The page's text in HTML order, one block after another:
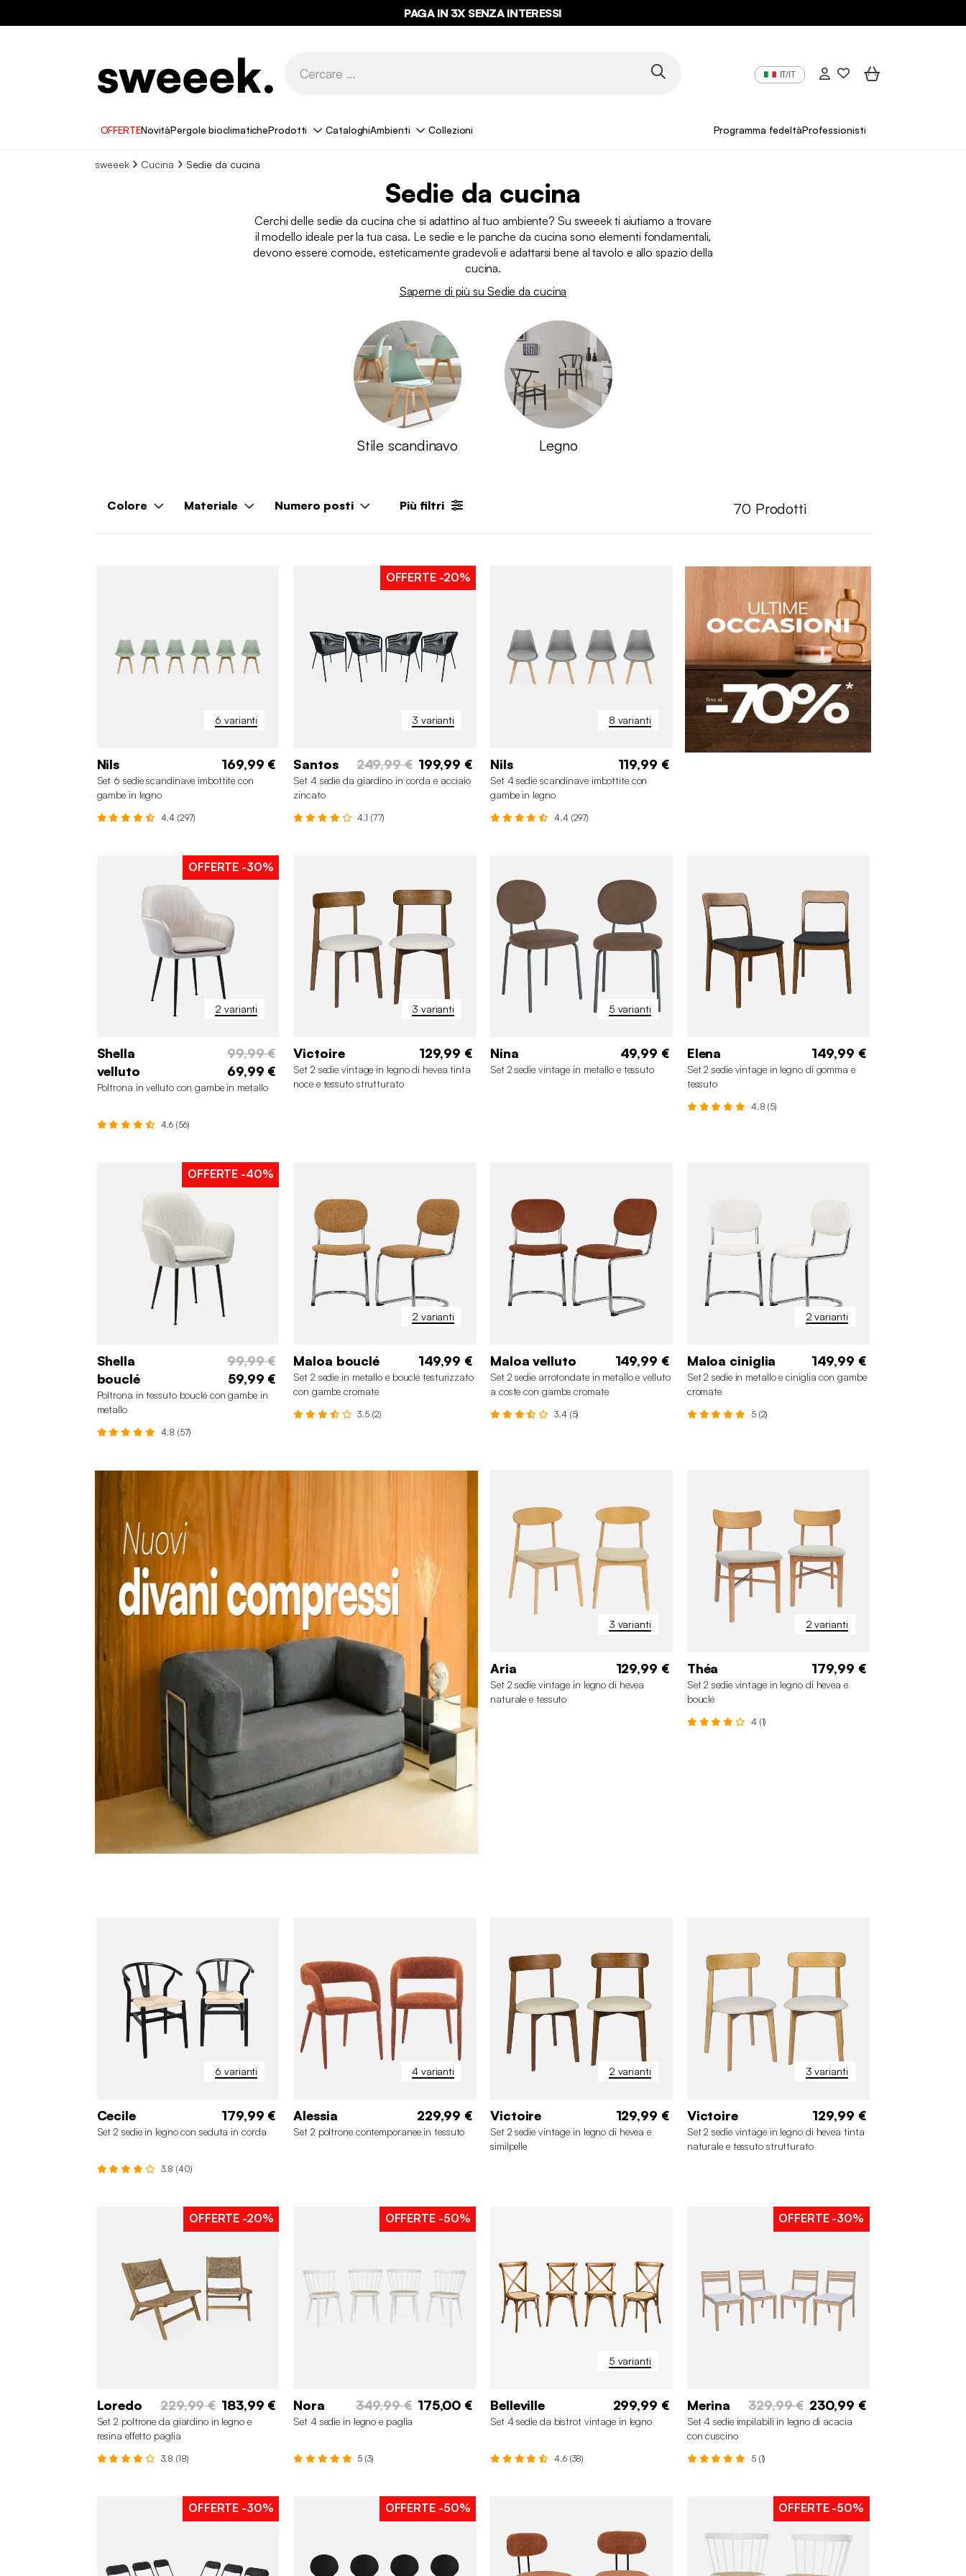
PAGA IN 3X SENZA INTERESSI
IT/IT
OFFERTENovitàPergole bioclimaticheProdotti CataloghiAmbienti Collezioni Programma fedeltàProfessionisti
sweeek Cucina Sedie da cucina
Sedie da cucina
Cerchi delle sedie da cucina che si adattino al tuo ambiente? Su sweeek ti aiutiamo a trovare
il modello ideale per la tua casa. Le sedie e le panche da cucina sono elementi fondamentali,
devono essere comode, esteticamente gradevoli e adattarsi bene al tavolo e allo spazio della
cucina.
Saperne di più su Sedie da cucina
Stile scandinavo Legno
Colore Materiale Numero posti Più filtri 70 Prodotti
6 varianti
Nils 169,99 €
Set 6 sedie scandinave imbottite con
gambe in legno
4.4 (297)
3 varianti
OFFERTE -20%
Santos 249,99 € 199,99 €
Set 4 sedie da giardino in corda e acciaio
zincato
4.1 (77)
+3
8 varianti
Nils 119,99 €
Set 4 sedie scandinave imbottite con
gambe in legno
4.4 (297)
2 varianti
OFFERTE -30%
Shella
velluto
99,99 €
69,99 €
Poltrona in velluto con gambe in metallo
4.6 (56)
3 varianti
Victoire 129,99 €
Set 2 sedie vintage in legno di hevea tinta
noce e tessuto strutturato
5 varianti
Nina 49,99 €
Set 2 sedie vintage in metallo e tessuto
Elena 149,99 €
Set 2 sedie vintage in legno di gomma e
tessuto
4.8 (5)
OFFERTE -40%
Shella
bouclé
99,99 €
59,99 €
Poltrona in tessuto bouclé con gambe in
metallo
4.8 (57)
2 varianti
Maloa bouclé 149,99 €
Set 2 sedie in metallo e bouclé testurizzato
con gambe cromate
3.5 (2)
Maloa velluto 149,99 €
Set 2 sedie arrotondate in metallo e velluto
a coste con gambe cromate
3.4 (5)
2 varianti
Maloa ciniglia 149,99 €
Set 2 sedie in metallo e ciniglia con gambe
cromate
5 (2)
3 varianti
Aria 129,99 €
Set 2 sedie vintage in legno di hevea
naturale e tessuto
2 varianti
Théa 179,99 €
Set 2 sedie vintage in legno di hevea e
bouclé
4 (1)
6 varianti
Cecile 179,99 €
Set 2 sedie in legno con seduta in corda
3.8 (40)
4 varianti
Alessia 229,99 €
Set 2 poltrone contemporanee in tessuto
2 varianti
Victoire 129,99 €
Set 2 sedie vintage in legno di hevea e
similpelle
3 varianti
Victoire 129,99 €
Set 2 sedie vintage in legno di hevea tinta
naturale e tessuto strutturato
OFFERTE -20%
Loredo 229,99 € 183,99 €
Set 2 poltrone da giardino in legno e
resina effetto paglia
3.8 (18)
OFFERTE -50%
Nora 349,99 € 175,00 €
Set 4 sedie in legno e paglia
5 (3)
5 varianti
Belleville 299,99 €
Set 4 sedie da bistrot vintage in legno
4.6 (38)
OFFERTE-30%
Merina 329,99 € 230,99 €
Set 4 sedie impilabili in legno di acacia
con cuscino
5 (1)
OFFERTE -30% OFFERTE -50% OFFERTE-50%